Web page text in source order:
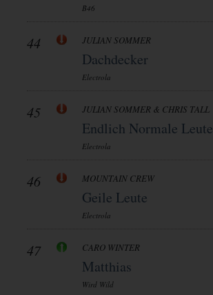
B46
44 JULIAN SOMMER
Dachdecker
Electrola
45 JULIAN SOMMER & CHRIS TALL
Endlich Normale Leute
Electrola
46 MOUNTAIN CREW
Geile Leute
Electrola
47 CARO WINTER
Matthias
Wird Wild